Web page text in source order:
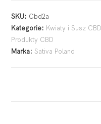
SKU: Cbd2a
Kategorie: Kwiaty i Susz
Produkty CBD
Marka:Sativa Poland